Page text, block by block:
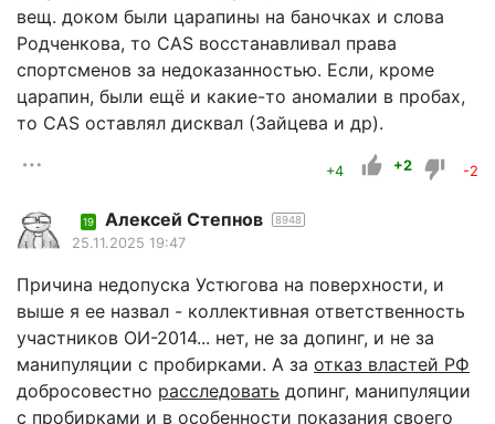
вещ. доком были царапины на баночках и слова
Родченкова, то CAS восстанавливал права
спортсменов за недоказанностью. Если, кроме
царапин, были ещё и какие-то аномалии в пробах,
то CAS оставлял дисквал (Зайцева и др).
+4 +2 -2
19 Алексей Степнов 8948
25.11.2025 19:47
Причина недопуска Устюгова на поверхности, и
выше я ее назвал - коллективная ответственность
участников ОИ-2014... нет, не за допинг, и не за
манипуляции с пробирками. А за отказ властей РФ
добросовестно расследовать допинг, манипуляции
с пробирками и в особенности показания своего